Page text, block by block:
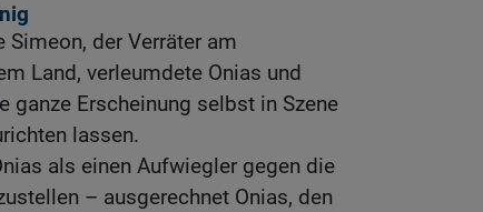
Simeon, der Verräter am
Land, verleumdete Onias und
ganze Erscheinung selbst in Szene
lassen.
als einen Aufwiegler gegen die
– ausgerechnet Onias, den